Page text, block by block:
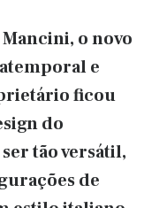
o novo
e
ficou
do
tão versátil,
de